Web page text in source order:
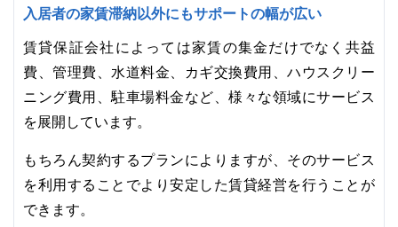
入居者の家賃滞納以外にもサポートの幅が広い
賃貸保証会社によっては家賃の集金だけでなく共益
費、管理費、水道料金、カギ交換費用、ハウスクリー
ニング費用、駐車場料金など、様々な領域にサービス
を展開しています。
もちろん契約するプランによりますが、そのサービス
を利用することでより安定した賃貸経営を行うことが
できます。